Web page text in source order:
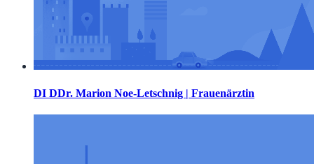
DI DDr. Marion Noe-Letschnig | Frauenärztin